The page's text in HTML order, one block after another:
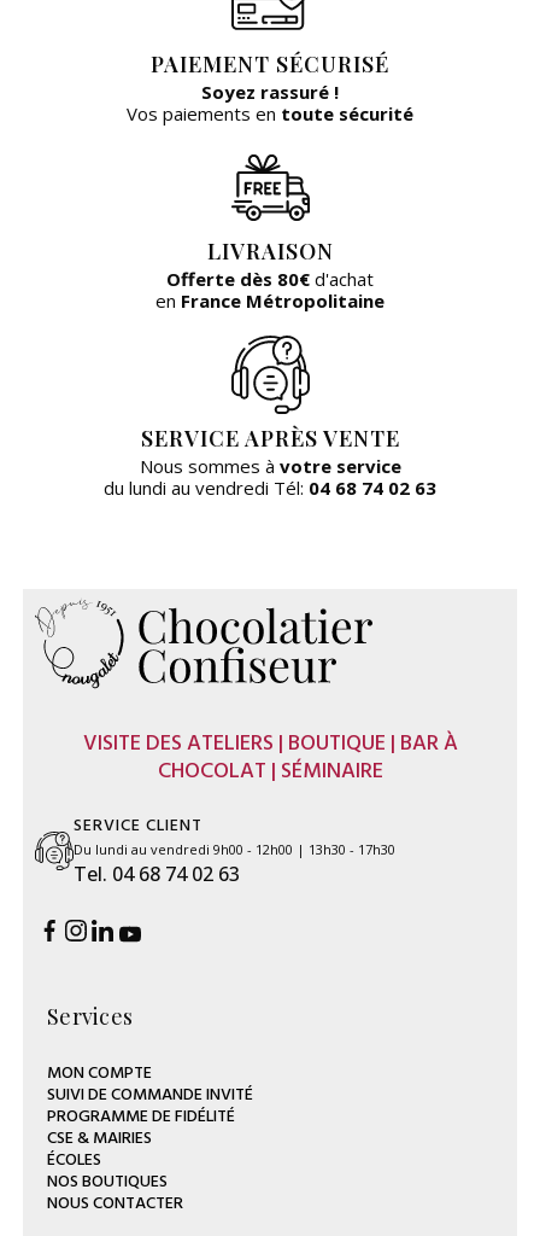
PAIEMENT SÉCURISÉ
Soyez rassuré !
Vos paiements en toute sécurité
LIVRAISON
Offerte dès 80€ d'achat
en France Métropolitaine
SERVICE APRÈS VENTE
Nous sommes à votre service
du lundi au vendredi Tél: 04 68 74 02 63
VISITE DES ATELIERS | BOUTIQUE | BAR À
CHOCOLAT | SÉMINAIRE
SERVICE CLIENT
Du lundi au vendredi 9h00 - 12h00 | 13h30 - 17h30
Tel. 04 68 74 02 63
Services
MON COMPTE
SUIVI DE COMMANDE INVITÉ
PROGRAMME DE FIDÉLITÉ
CSE & MAIRIES
ÉCOLES
NOS BOUTIQUES
NOUS CONTACTER